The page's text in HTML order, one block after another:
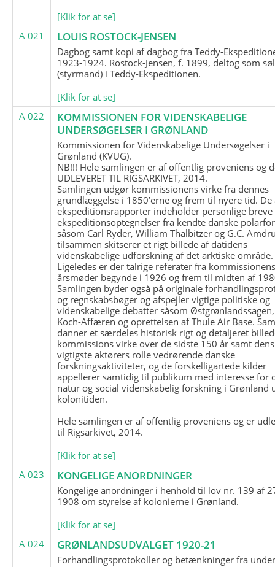
[Klik for at se]
A 021
LOUIS ROSTOCK-JENSEN
Dagbog samt kopi af dagbog fra Teddy-
1923-1924. Rostock-Jensen, f. 1899, deltog som
(styrmand) i Teddy-Ekspeditionen.
[Klik for at se]
A 022
KOMMISSIONEN FOR VIDENSKABELIGE
UNDERSØGELSER I GRØNLAND
Kommissionen for Videnskabelige Undersøgelser i
Grønland (KVUG).
NB!!! Hele samlingen er af offentlig proveniens og
UDLEVERET TIL RIGSARKIVET, 2014.
Samlingen udgør kommissionens virke fra dennes
grundlæggelse i 1850’erne og frem til nyere tid.
ekspeditionsrapporter indeholder personlige breve
ekspeditionsoptegnelser fra kendte danske
såsom Carl Ryder, William Thalbitzer og G.C.
tilsammen skitserer et rigt billede af datidens
videnskabelige udforskning af det arktiske område.
Ligeledes er der talrige referater fra
årsmøder begynde i 1926 og frem til midten af
Samlingen byder også på originale
og regnskabsbøger og afspejler vigtige politiske og
videnskabelige debatter såsom
Koch-Affæren og oprettelsen af Thule Air Base.
danner et særdeles historisk rigt og detaljeret
kommissions virke over de sidste 150 år samt dens
vigtigste aktørers rolle vedrørende danske
forskningsaktiviteter, og de forskelligartede kilder
appellerer samtidig til publikum med interesse for
natur og social videnskabelig forskning i Grønland
kolonitiden.
Hele samlingen er af offentlig proveniens og er
til Rigsarkivet, 2014.
[Klik for at se]
A 023
KONGELIGE ANORDNINGER
Kongelige anordninger i henhold til lov nr. 139 af
1908 om styrelse af kolonierne i Grønland.
[Klik for at se]
A 024
GRØNLANDSUDVALGET 1920-21
Forhandlingsprotokoller og betænkninger fra